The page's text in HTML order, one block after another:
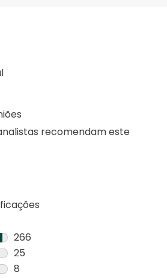
266
266
análises
25
25
8
recomendam este